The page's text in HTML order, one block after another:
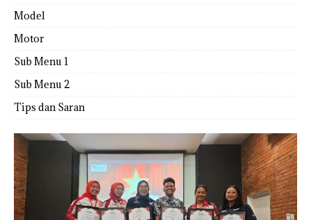
Model
Motor
Sub Menu 1
Sub Menu 2
Tips dan Saran